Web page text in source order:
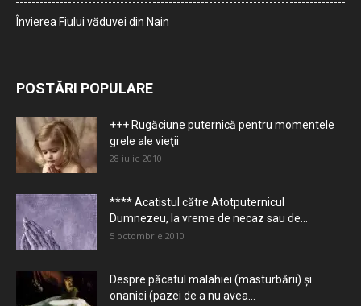
Învierea Fiului văduvei din Nain
POSTĂRI POPULARE
+++ Rugăciune puternică pentru momentele
grele ale vieţii
28 iulie 2010
**** Acatistul către Atotputernicul
Dumnezeu, la vreme de necaz sau de...
5 octombrie 2010
Despre păcatul malahiei (masturbării) şi
onaniei (pazei de a nu avea...